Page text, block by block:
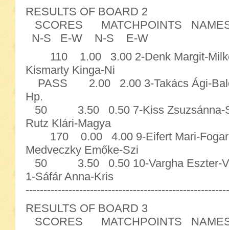
RESULTS OF BOARD 2
SCORES MATCHPOINTS
N-S E-W N-S E-W
110 1.00 3.00 2-Denk Margit-
Kismarty Kinga-Ni
PASS 2.00 2.00 3-Takács Ági-
Hp.
50 3.50 0.50 7-Kiss Zsuzsánna-
Rutz Klári-Magya
170 0.00 4.00 9-Eifert Mari-
Medveczky Emőke-Szi
50 3.50 0.50 10-Vargha Eszter-
1-Sáfár Anna-Kris
RESULTS OF BOARD 3
SCORES MATCHPOINTS